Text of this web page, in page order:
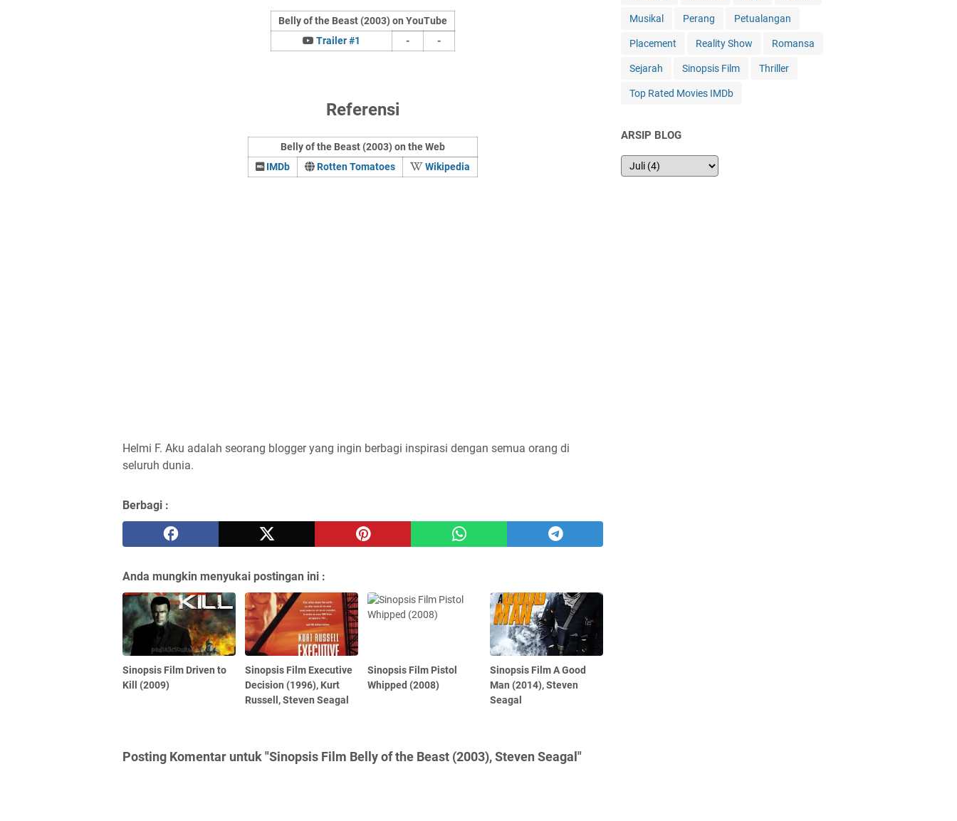
Belly of the Beast (2003) on YouTube
Trailer #1
- -
Referensi
Belly of the Beast (2003) on the Web
IMDb
Rotten Tomatoes Wikipedia
Helmi F. Aku adalah seorang blogger yang ingin berbagi inspirasi dengan semua orang di
seluruh dunia.
Berbagi :
Anda mungkin menyukai postingan ini :
Sinopsis Film Driven to
Kill (2009)
Sinopsis Film Executive
Decision (1996), Kurt
Russell, Steven Seagal
Sinopsis Film Pistol
Whipped (2008)
Sinopsis Film A Good
Man (2014), Steven
Seagal
Posting Komentar untuk "Sinopsis Film Belly of the Beast (2003), Steven Seagal"
Musikal Perang Petualangan
Placement Reality Show Romansa
Sejarah Sinopsis Film Thriller
Top Rated Movies IMDb
ARSIP BLOG